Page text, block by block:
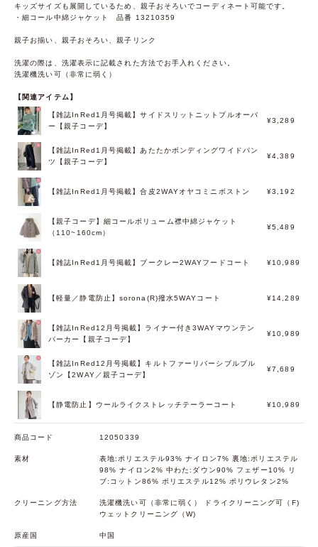
キッズサイズも展開しているため、親子おそろいでコーディネート可能です。
・細コール中綿ジャケット 品番 13210359
親子お揃い、親子おそろい、親子リンク
洗濯の際は、洗濯表示に記載された方法でお手入れください。
洗濯機洗い可（非常に弱く）
【関連アイテム】
【雑誌InRed1月号掲載】サイドスリットニットプルオーバ
ー【親子コーデ】
¥3,289
【雑誌InRed1月号掲載】あたたかボンディングワイドパン
ツ【親子コーデ】
¥4,389
【雑誌InRed1月号掲載】合皮2WAYオヤコミニボストン ¥3,192
【親子コーデ】細コールボリューム襟中綿ジャケット
（110~160cm）
¥5,489
【雑誌InRed1月号掲載】ブークレー2WAYフードコート ¥10,989
【軽量／静電防止】sorona(R)撥水5WAYコート ¥14,289
【雑誌InRed12月号掲載】ライナー付き3WAYマウンテン
パーカー【親子コーデ】
¥10,989
【雑誌InRed12月号掲載】キルトファーリバーシブルブル
ゾン【2WAY／親子コーデ】
¥7,689
【静電防止】ウールライクストレッチテーラーコート ¥10,989
商品コード 12050339
素材
表地:ポリエステル93% ナイロン7% 裏地:ポリエステル
98% ナイロン2% 中わた:ダウン90% フェザー10% リ
ブ:コットン86% ポリエステル12% ポリウレタン2%
クリーニング方法
洗濯機洗い可（非常に弱く） ドライクリーニング可（F)
ウェットクリーニング（W)
原産国 中国